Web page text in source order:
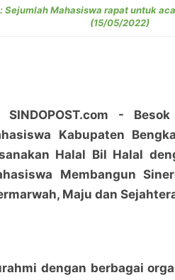
Sejumlah Mahasiswa rapat untuk
(15/05/2022)
SINDOPOST.com -
Kabupaten
Halal Bil Halal
Membangun
Maju dan
dengan berbagai